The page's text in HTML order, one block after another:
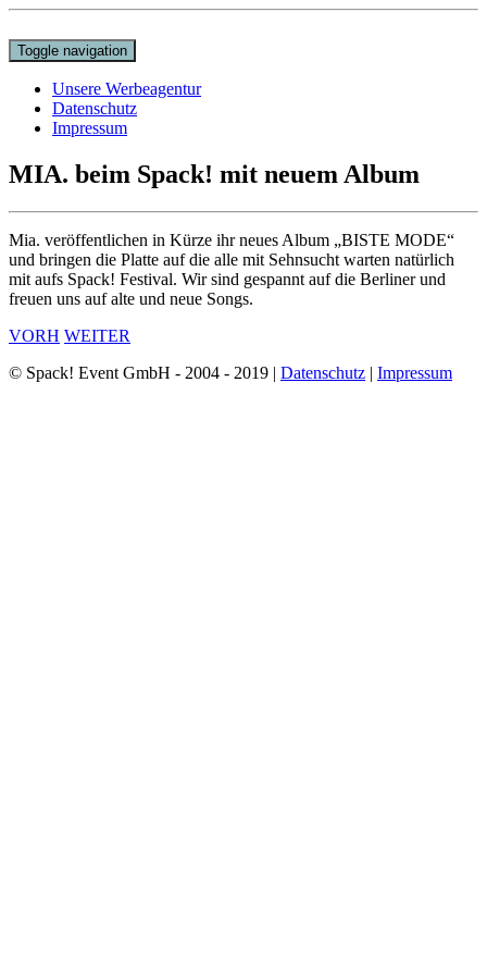
Toggle navigation
Unsere Werbeagentur
Datenschutz
Impressum
MIA. beim Spack! mit neuem Album
Mia. veröffentlichen in Kürze ihr neues Album „BISTE MODE“
und bringen die Platte auf die alle mit Sehnsucht warten natürlich
mit aufs Spack! Festival. Wir sind gespannt auf die Berliner und
freuen uns auf alte und neue Songs.
VORH WEITER
© Spack! Event GmbH - 2004 - 2019 | Datenschutz | Impressum